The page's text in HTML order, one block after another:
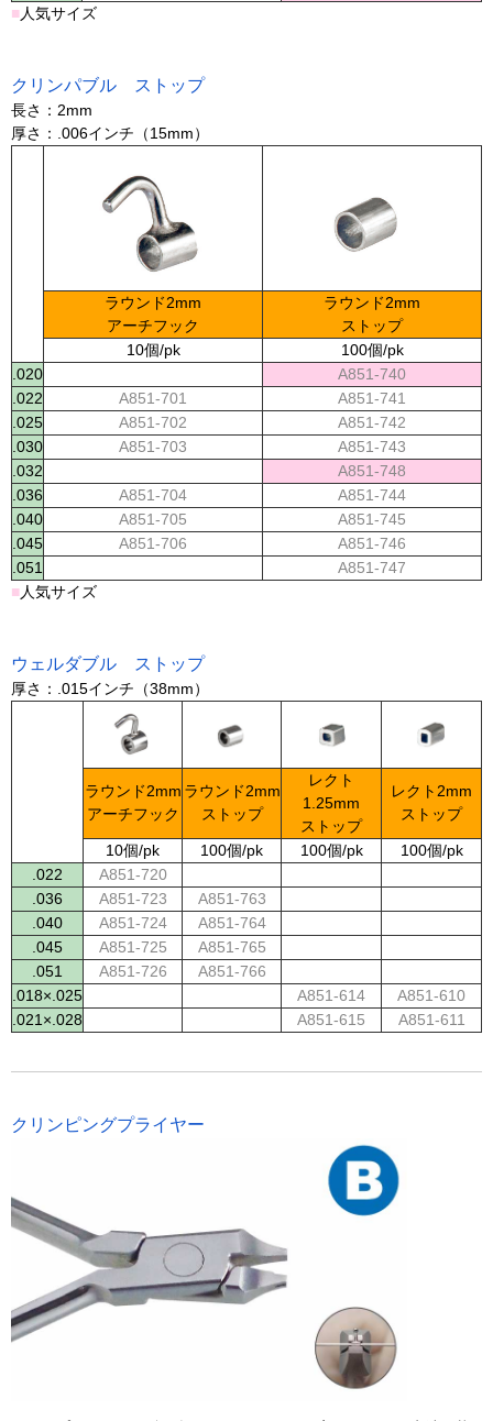
■人気サイズ
クリンパブル ストップ
長さ：2mm
厚さ：.006インチ（15mm）
ラウンド2mm
アーチフック
ラウンド2mm
ストップ
10個/pk
100個/pk
.020
A851-740
.022
A851-701
A851-741
.025
A851-702
A851-742
.030
A851-703
A851-743
.032
A851-748
.036
A851-704
A851-744
.040
A851-705
A851-745
.045
A851-706
A851-746
.051
A851-747
■人気サイズ
ウェルダブル ストップ
厚さ：.015インチ（38mm）
ラウンド2mm
アーチフック
ラウンド2mm
ストップ
レクト
1.25mm
ストップ
レクト2mm
ストップ
10個/pk 100個/pk 100個/pk
100個/pk
.022
A851-720
.036
A851-723
A851-763
.040
A851-724
A851-764
.045
A851-725
A851-765
.051
A851-726
A851-766
.018×.025
A851-614
A851-610
.021×.028
A851-615 A851-611
クリンピングプライヤー